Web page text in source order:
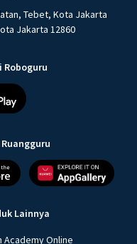
Tebet, Kota Jakarta
Jakarta 12860
Roboguru
Ruangguru
Lainnya
Academy Online